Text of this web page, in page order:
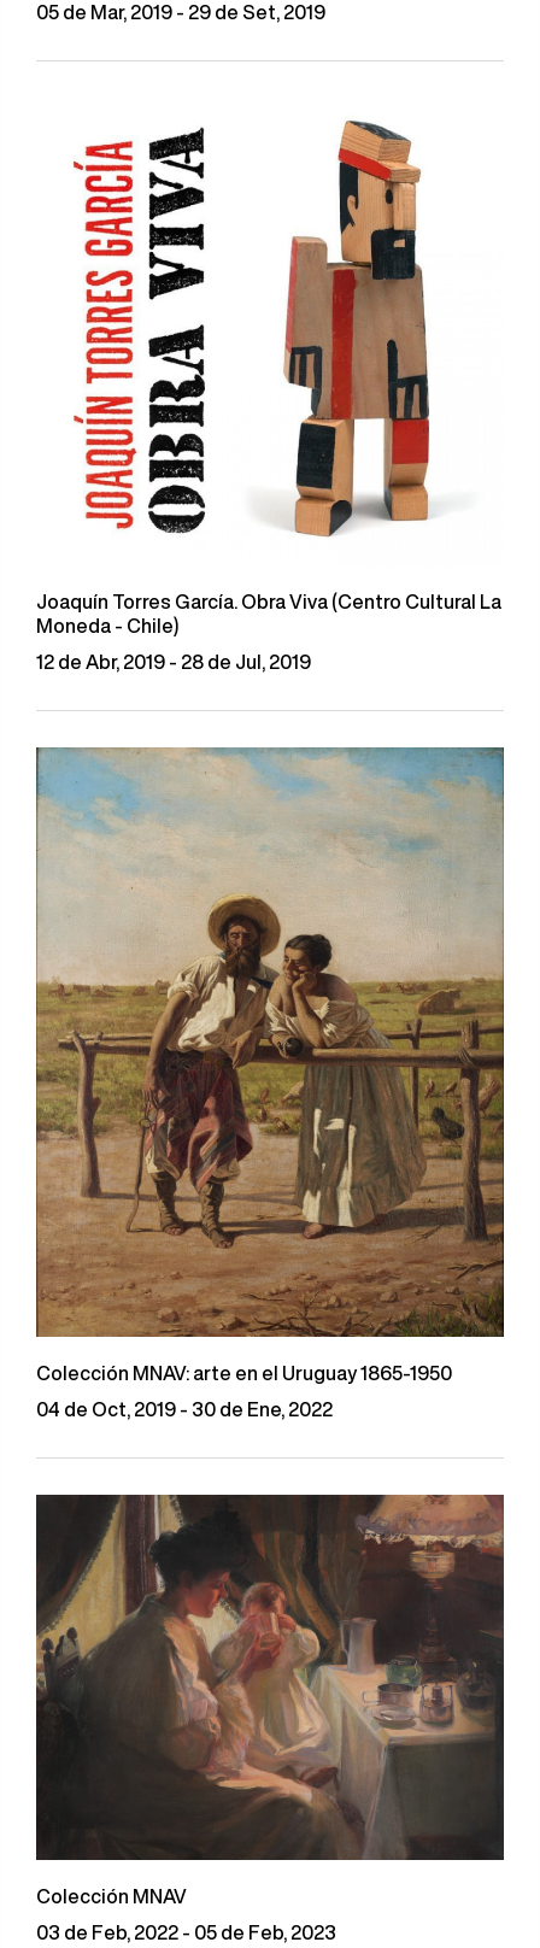
05 de Mar, 2019 - 29 de Set, 2019
Joaquín Torres García. Obra Viva (Centro Cultural La
Moneda - Chile)
12 de Abr, 2019 - 28 de Jul, 2019
Colección MNAV: arte en el Uruguay 1865-1950
04 de Oct, 2019 - 30 de Ene, 2022
Colección MNAV
03 de Feb, 2022 - 05 de Feb, 2023